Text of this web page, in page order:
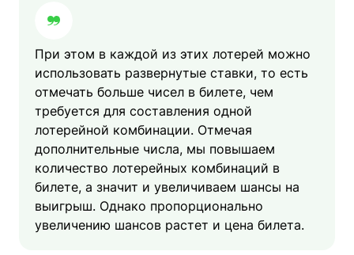
При этом в каждой из этих лотерей можно
использовать развернутые ставки, то есть
отмечать больше чисел в билете, чем
требуется для составления одной
лотерейной комбинации. Отмечая
дополнительные числа, мы повышаем
количество лотерейных комбинаций в
билете, а значит и увеличиваем шансы на
выигрыш. Однако пропорционально
увеличению шансов растет и цена билета.